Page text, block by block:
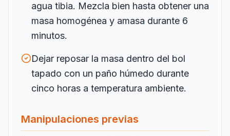
agua tibia. Mezcla bien hasta obtener una
masa homogénea y amasa durante 6
minutos.
Dejar reposar la masa dentro del bol
tapado con un paño húmedo durante
cinco horas a temperatura ambiente.
Manipulaciones previas